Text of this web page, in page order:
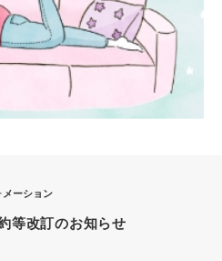
メーション
等改訂のお知らせ